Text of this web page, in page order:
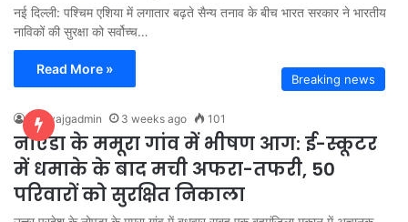
नई दिल्ली: पश्चिम एशिया में लगातार बढ़ते सैन्य तनाव के बीच भारत सरकार ने भारतीय
नाविकों की सुरक्षा को सर्वोच्च…
Read More »
Breaking news
bhaiyajgadmin 3 weeks ago 101
नोएडा के ममूरा गांव में भीषण आग: ई-स्कूटर
में धमाके के बाद मची अफरा-तफरी, 50
परिवारों को सुरक्षित निकाला